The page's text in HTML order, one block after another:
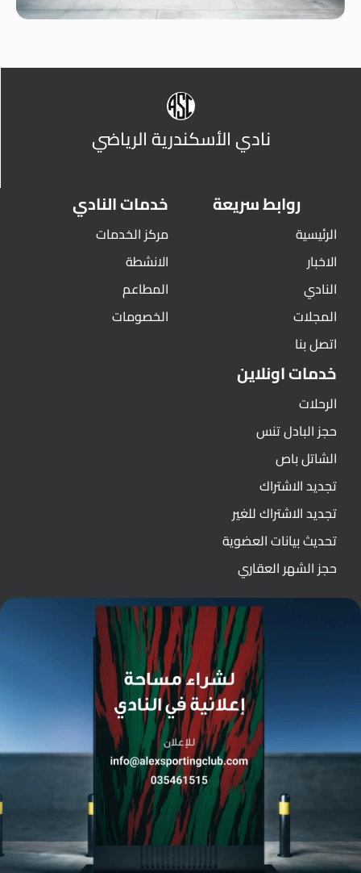
نادي الأسكندرية الرياضي
روابط سريعة
الرئيسية
الاخبار
النادي
المجلات
اتصل بنا
خدمات النادي
مركز الخدمات
الانشطة
المطاعم
الخصومات
خدمات اونلاين
الرحلات
حجز البادل تنس
الشاتل باص
تجديد الاشتراك
تجديد الاشتراك للغير
تحديث بيانات العضوية
حجز الشهر العقاري